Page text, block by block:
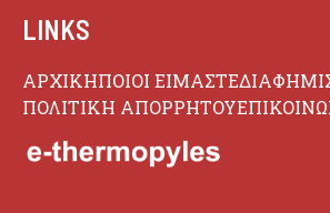
LINKS
ΑΡΧΙΚΗΠΟΙΟΙ ΕΙΜΑΣΤΕ
ΠΟΛΙΤΙΚΗ ΑΠΟΡΡΗΤΟΥ